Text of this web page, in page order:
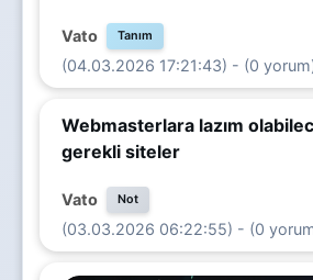
Vato Tanım
(04.03.2026 17:21:43) - (0
Webmasterlara lazım
gerekli siteler
Vato Not
(03.03.2026 06:22:55) - (0